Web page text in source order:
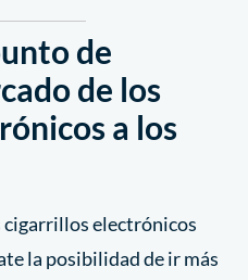
de
de los
a los
cigarrillos electrónicos
la posibilidad de ir más